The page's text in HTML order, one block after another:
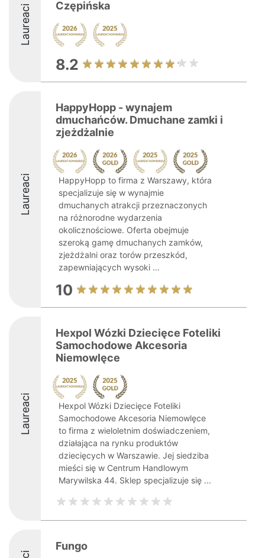
Laureaci Czępińska
8.2
Laureaci
HappyHopp - wynajem
dmuchańców. Dmuchane zamki i
zjeżdżalnie
HappyHopp to firma z Warszawy, która
specjalizuje się w wynajmie
dmuchanych atrakcji przeznaczonych
na różnorodne wydarzenia
okolicznościowe. Oferta obejmuje
szeroką gamę dmuchanych zamków,
zjeżdżalni oraz torów przeszkód,
zapewniających wysoki ...
10
Laureaci
Hexpol Wózki Dziecięce Foteliki
Samochodowe Akcesoria
Niemowlęce
Hexpol Wózki Dziecięce Foteliki
Samochodowe Akcesoria Niemowlęce
to firma z wieloletnim doświadczeniem,
działająca na rynku produktów
dziecięcych w Warszawie. Jej siedziba
mieści się w Centrum Handlowym
Marywilska 44. Sklep specjalizuje się ...
Fungo